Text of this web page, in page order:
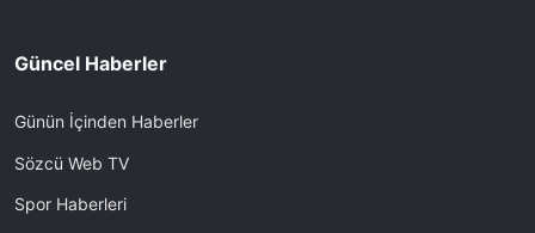
Güncel Haberler
Günün İçinden Haberler
Sözcü Web TV
Spor Haberleri